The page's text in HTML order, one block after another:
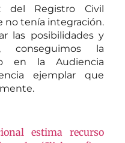
Registro Civil
no tenía integración.
las posibilidades y
conseguimos la
en la Audiencia
ejemplar que
estima recurso